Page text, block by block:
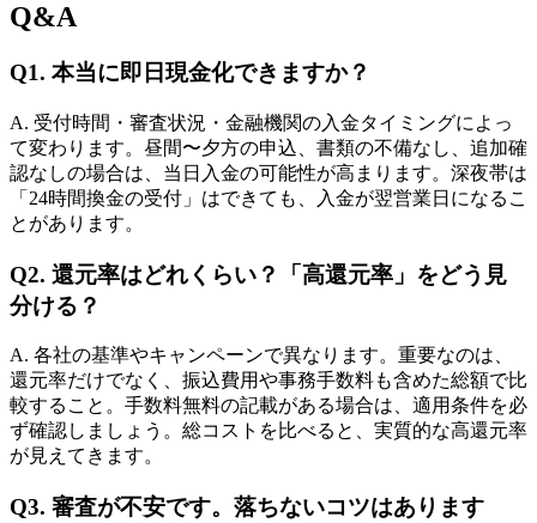
Q&A
Q1. 本当に即日現金化できますか？
A. 受付時間・審査状況・金融機関の入金タイミングによっ
て変わります。昼間〜夕方の申込、書類の不備なし、追加確
認なしの場合は、当日入金の可能性が高まります。深夜帯は
「24時間換金の受付」はできても、入金が翌営業日になるこ
とがあります。
Q2. 還元率はどれくらい？「高還元率」をどう見
分ける？
A. 各社の基準やキャンペーンで異なります。重要なのは、
還元率だけでなく、振込費用や事務手数料も含めた総額で比
較すること。手数料無料の記載がある場合は、適用条件を必
ず確認しましょう。総コストを比べると、実質的な高還元率
が見えてきます。
Q3. 審査が不安です。落ちないコツはあります